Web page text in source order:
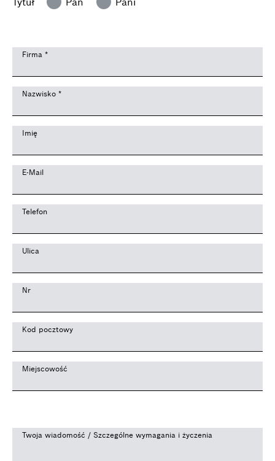
Firma *
Nazwisko *
Imię
E-Mail
Telefon
Ulica
Nr
Kod pocztowy
Miejscowość
Twoja wiadomość / Szczególne wymagania i życzenia